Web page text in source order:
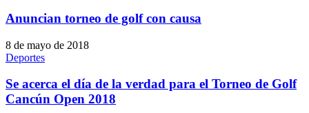
Anuncian torneo de golf con causa
8 de mayo de 2018
Deportes
Se acerca el día de la verdad para el Torneo de Golf
Cancún Open 2018